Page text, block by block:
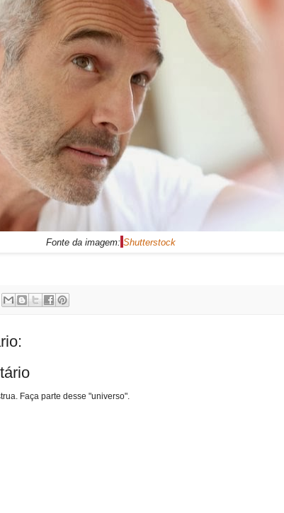
Fonte da imagem: Shutterstock
Faça parte desse "universo".